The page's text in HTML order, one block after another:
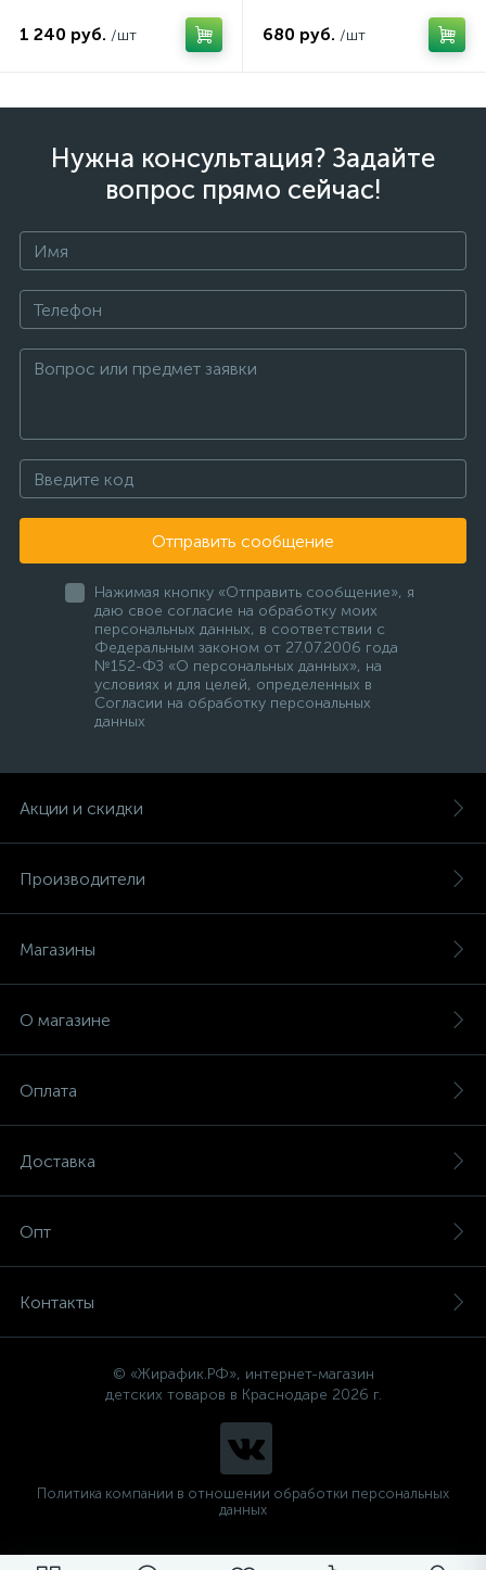
1 240 руб. /шт 680 руб. /шт
Нужна консультация? Задайте
вопрос прямо сейчас!
Отправить сообщение
Нажимая кнопку «Отправить сообщение», я
даю свое согласие на обработку моих
персональных данных, в соответствии с
Федеральным законом от 27.07.2006 года
№152-ФЗ «О персональных данных», на
условиях и для целей, определенных в
Согласии на обработку персональных
данных
Акции и скидки
Производители
Магазины
О магазине
Оплата
Доставка
Опт
Контакты
© «Жирафик.РФ», интернет-магазин
детских товаров в Краснодаре 2026 г.
Политика компании в отношении обработки персональных
данных